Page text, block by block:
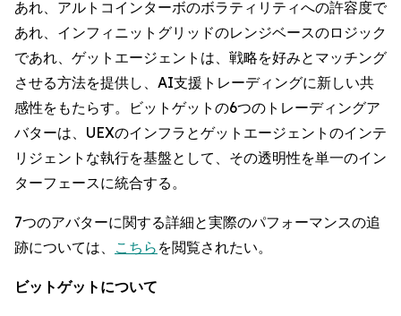
あれ、アルトコインターボのボラティリティへの許容度で
あれ、インフィニットグリッドのレンジベースのロジック
であれ、ゲットエージェントは、戦略を好みとマッチング
させる方法を提供し、AI支援トレーディングに新しい共
感性をもたらす。ビットゲットの6つのトレーディングア
バターは、UEXのインフラとゲットエージェントのインテ
リジェントな執行を基盤として、その透明性を単一のイン
ターフェースに統合する。
7つのアバターに関する詳細と実際のパフォーマンスの追
跡については、 こちら を閲覧されたい。
ビットゲットについて